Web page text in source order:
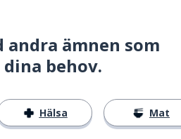
andra ämnen som
dina behov.
Hälsa Mat